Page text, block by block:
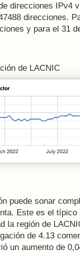
direcciones IPv4
direcciones.
y para el 31
de LACNIC
puede sonar
Este es el
la región de
de 4.13
un aumento de